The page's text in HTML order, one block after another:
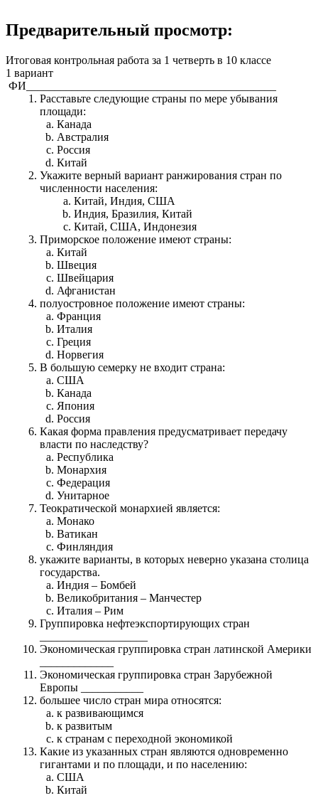
Предварительный просмотр:
Итоговая контрольная работа за 1 четверть в 10 классе
1 вариант
ФИ____________________________________________
Расставьте следующие страны по мере убывания
площади:
Канада
Австралия
Россия
Китай
Укажите верный вариант ранжирования стран по
численности населения:
Китай, Индия, США
Индия, Бразилия, Китай
Китай, США, Индонезия
Приморское положение имеют страны:
Китай
Швеция
Швейцария
Афганистан
полуостровное положение имеют страны:
Франция
Италия
Греция
Норвегия
В большую семерку не входит страна:
США
Канада
Япония
Россия
Какая форма правления предусматривает передачу
власти по наследству?
Республика
Монархия
Федерация
Унитарное
Теократической монархией является:
Монако
Ватикан
Финляндия
укажите варианты, в которых неверно указана столица
государства.
Индия – Бомбей
Великобритания – Манчестер
Италия – Рим
Группировка нефтеэкспортирующих стран
Экономическая группировка стран латинской Америки
Экономическая группировка стран Зарубежной
Европы ___________
большее число стран мира относятся:
к развивающимся
к развитым
к странам с переходной экономикой
Какие из указанных стран являются одновременно
гигантами и по площади, и по населению:
США
Китай